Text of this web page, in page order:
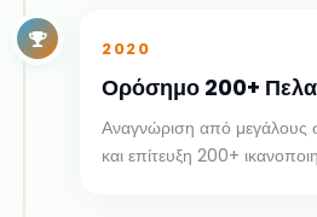
2020
Ορόσημο 200+
Αναγνώριση από μεγάλους
και επίτευξη 200+